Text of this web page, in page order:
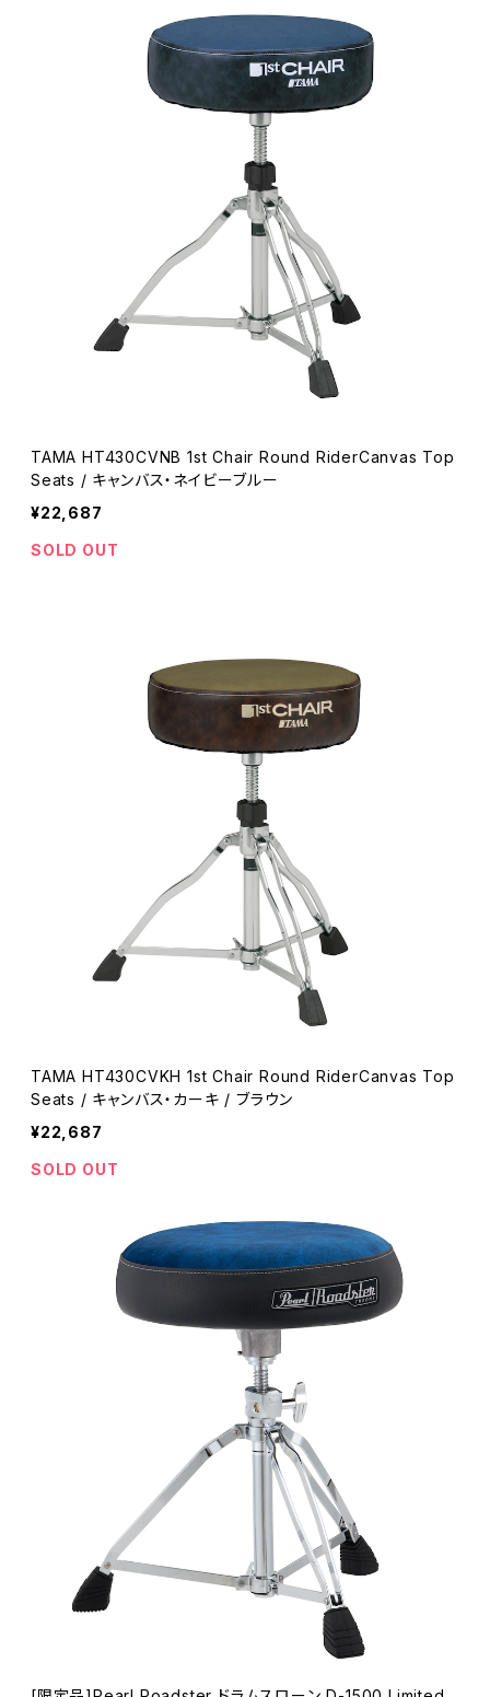
TAMA HT430CVNB 1st Chair Round RiderCanvas Top
Seats / キャンバス・ネイビーブルー
¥22,687
SOLD OUT
TAMA HT430CVKH 1st Chair Round RiderCanvas Top
Seats / キャンバス・カーキ / ブラウン
¥22,687
SOLD OUT